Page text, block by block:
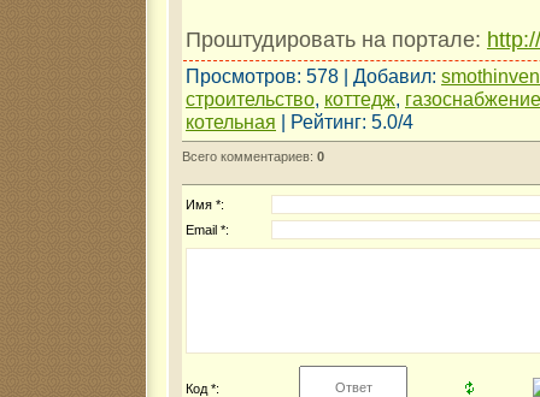
Проштудировать на портале:
Просмотров: 578 | Добавил:
строительство, коттедж, газоснабжение
котельная | Рейтинг: 5.0/4
Всего комментариев: 0
Имя *:
Email *:
Код *: